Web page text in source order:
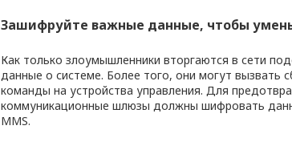
Зашифруйте важные данные, чтобы
Как только злоумышленники вторгаются в сети
данные о системе. Более того, они могут вызвать
команды на устройства управления. Для
коммуникационные шлюзы должны шифровать
MMS.